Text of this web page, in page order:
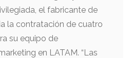
el fabricante de
la contratación de cuatro
su equipo de
en LATAM. “Las